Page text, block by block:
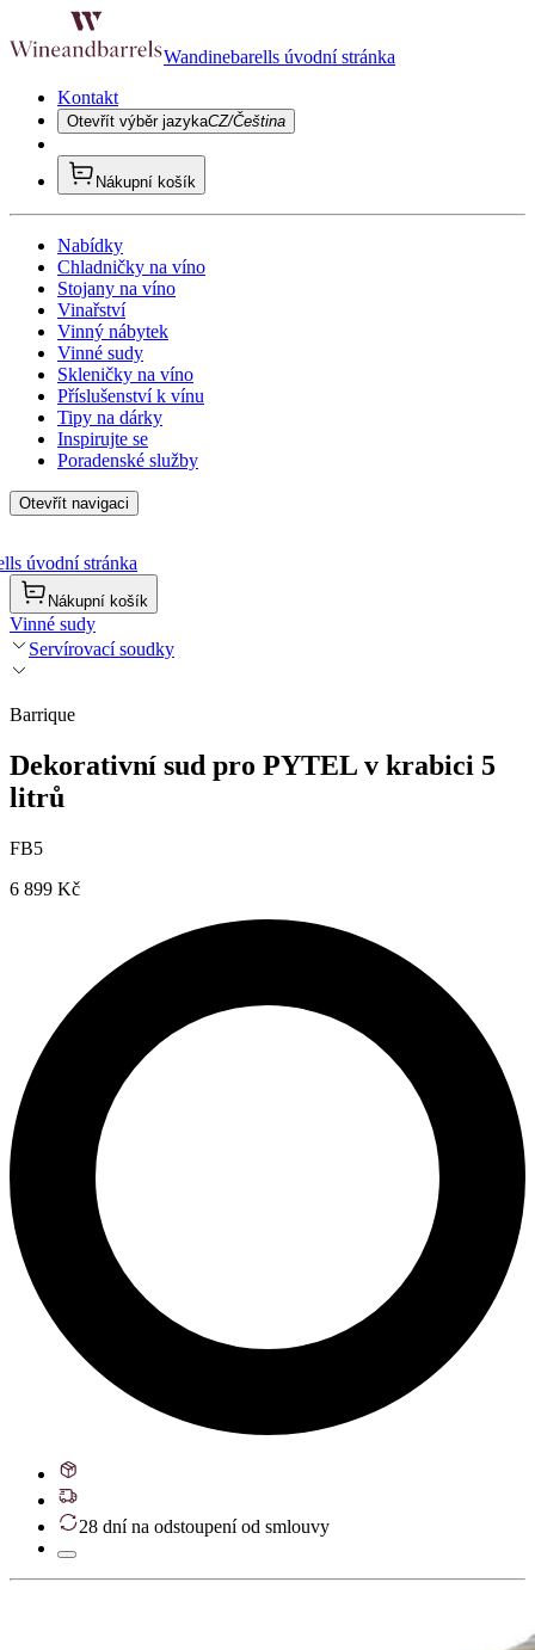
Wandinebarells úvodní stránka
Kontakt
Otevřít výběr jazykaCZ/Čeština
Nákupní košík
Nabídky
Chladničky na víno
Stojany na víno
Vinařství
Vinný nábytek
Vinné sudy
Skleničky na víno
Příslušenství k vínu
Tipy na dárky
Inspirujte se
Poradenské služby
Otevřít navigaci
úvodní stránka
Nákupní košík
Vinné sudy
Servírovací soudky
Barrique
Dekorativní sud pro PYTEL v krabici 5
litrů
FB5
6 899 Kč
28 dní na odstoupení od smlouvy